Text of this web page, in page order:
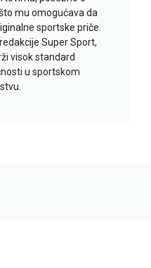
mu omogućava da
sportske priče.
Super Sport,
visok standard
u sportskom